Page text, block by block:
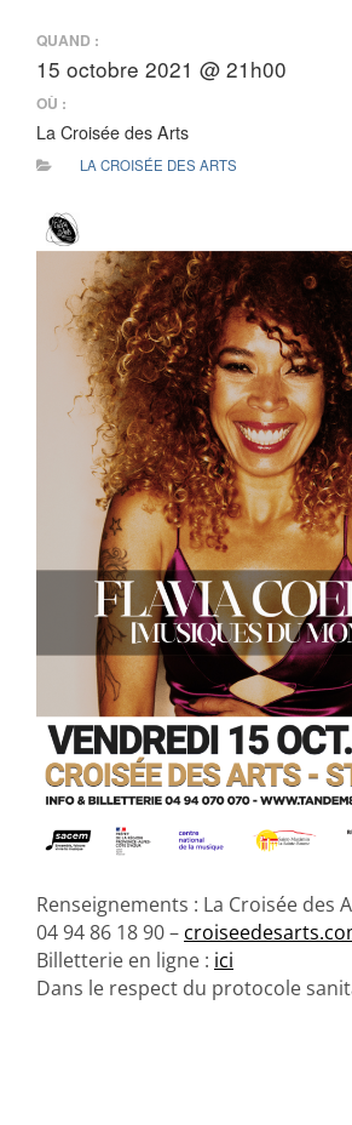
QUAND :
15 octobre 2021 @ 21h00
OÙ :
La Croisée des Arts
LA CROISÉE DES ARTS
Renseignements : La Croisée des
04 94 86 18 90 –
Billetterie en ligne : ici
Dans le respect du protocole